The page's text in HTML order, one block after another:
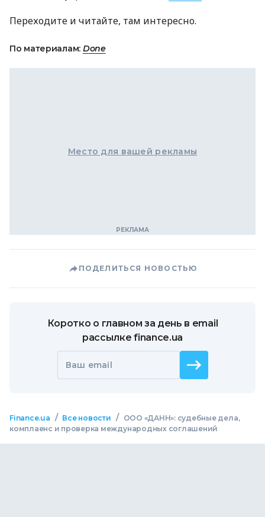
Переходите и читайте, там интересно.
По материалам: Done
Место для вашей рекламы
ПОДЕЛИТЬСЯ НОВОСТЬЮ
Коротко о главном за день в email
рассылке finance.ua
Ваш email
Finance.ua / Все новости /
ООО «ДАНН»: судебные дела,
комплаенс и проверка международных соглашений